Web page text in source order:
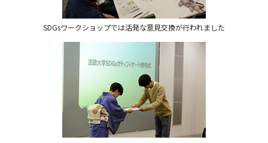
SDGsワークショップでは活発な意見交換が行われました